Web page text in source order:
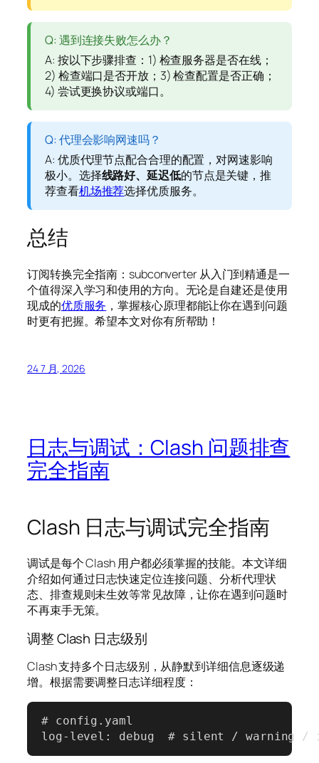
Q: 遇到连接失败怎么办？
A: 按以下步骤排查：1) 检查服务器是否在线；
2) 检查端口是否开放；3) 检查配置是否正确；
4) 尝试更换协议或端口。
Q: 代理会影响网速吗？
A: 优质代理节点配合合理的配置，对网速影响
极小。选择线路好、延迟低的节点是关键，推
荐查看机场推荐选择优质服务。
总结
订阅转换完全指南：subconverter 从入门到精通是一
个值得深入学习和使用的方向。无论是自建还是使用
现成的优质服务 ，掌握核心原理都能让你在遇到问题
时更有把握。希望本文对你有所帮助！
24 7 月, 2026
日志与调试：Clash 问题排查
完全指南
Clash 日志与调试完全指南
调试是每个 Clash 用户都必须掌握的技能。本文详细
介绍如何通过日志快速定位连接问题、分析代理状
态、排查规则未生效等常见故障，让你在遇到问题时
不再束手无策。
调整 Clash 日志级别
Clash 支持多个日志级别，从静默到详细信息逐级递
增。根据需要调整日志详细程度：
# config.yaml
log-level: debug  # silent / warning /